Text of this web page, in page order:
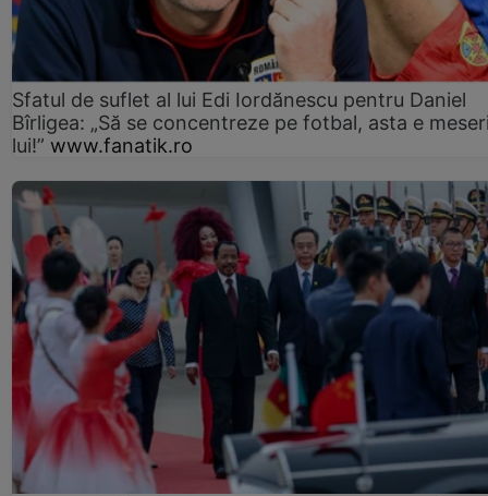
Sfatul de suflet al lui Edi Iordănescu pentru Daniel
Bîrligea: „Să se concentreze pe fotbal, asta e
lui!” www.fanatik.ro